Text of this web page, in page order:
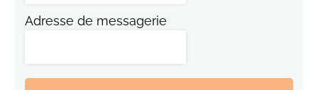
Adresse de messagerie